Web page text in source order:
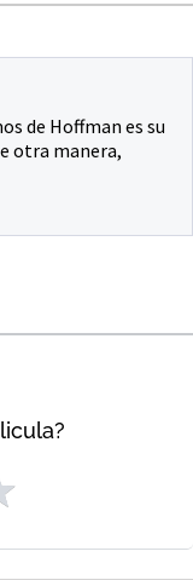
de Hoffman es su
otra manera,